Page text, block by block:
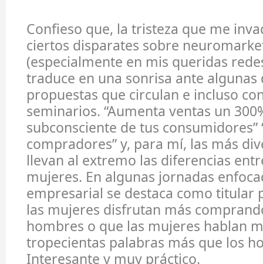
Confieso que, la tristeza que me
ciertos disparates sobre
(especialmente en mis queridas
traduce en una sonrisa ante algunas
propuestas que circulan e incluso
seminarios. “Aumenta ventas un
subconsciente de tus consumidores”
compradores” y, para mí, las más
llevan al extremo las diferencias
mujeres. En algunas jornadas
empresarial se destaca como titular
las mujeres disfrutan más
hombres o que las mujeres hablan
tropecientas palabras más que los
Interesante y muy práctico.